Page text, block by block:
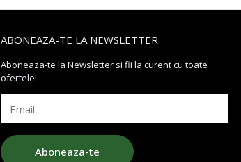
ABONEAZA-TE LA NEWSLETTER
Aboneaza-te la Newsletter si fii la curent cu toate
ofertele!
Email
Aboneaza-te